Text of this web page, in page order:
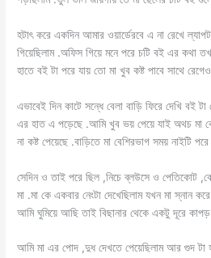
হটাৎ করে একদিন আমার ওয়ার্ডেরবে এ না রেখে
গিয়েছিলাম .অফিস গিয়ে মনে পরে চটি বই এর কথা
হাতে বই টা পরে যায় তো মা খুব কষ্ট পাবে সাথে
এভাবেই দিন কাটে সন্ধে বেলা বাড়ি ফিরে দেখি বই
এর হাত এ পড়েছে .আমি খুব ভয় পেয়ে যাই অথচ মা
না কষ্ট পেয়েছে .বাড়িতে মা বেশিরভাগ সময় নাইটি
সেদিন ও তাই পরে ছিল ,নিচে ব্লউসে ও পেতিকোট
মা .মা কে একবার নেংটা দেখেছিলাম যখন মা স্নান
আমি ঘুমিয়ে আছি তাই বিছানার থেকে একটু দূরে
আমি মা এর পোদ ,দুধ দেখতে পেয়েছিলাম আর গুদ টা